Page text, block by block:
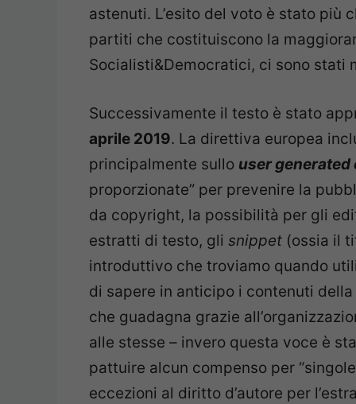
astenuti. L’esito del voto è stato più
partiti che costituiscono la
Socialisti&Democratici, ci sono stati
Successivamente il testo è stato
aprile 2019. La direttiva europea
principalmente sullo user generated
proporzionate” per prevenire la
da copyright, la possibilità per gli
estratti di testo, gli snippet (ossia il
introduttivo che troviamo quando
di sapere in anticipo i contenuti
che guadagna grazie
alle stesse – invero questa voce è
pattuire alcun compenso per
eccezioni al diritto d’autore per